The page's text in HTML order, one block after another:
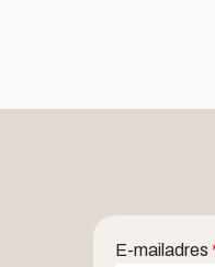
E-mailadres